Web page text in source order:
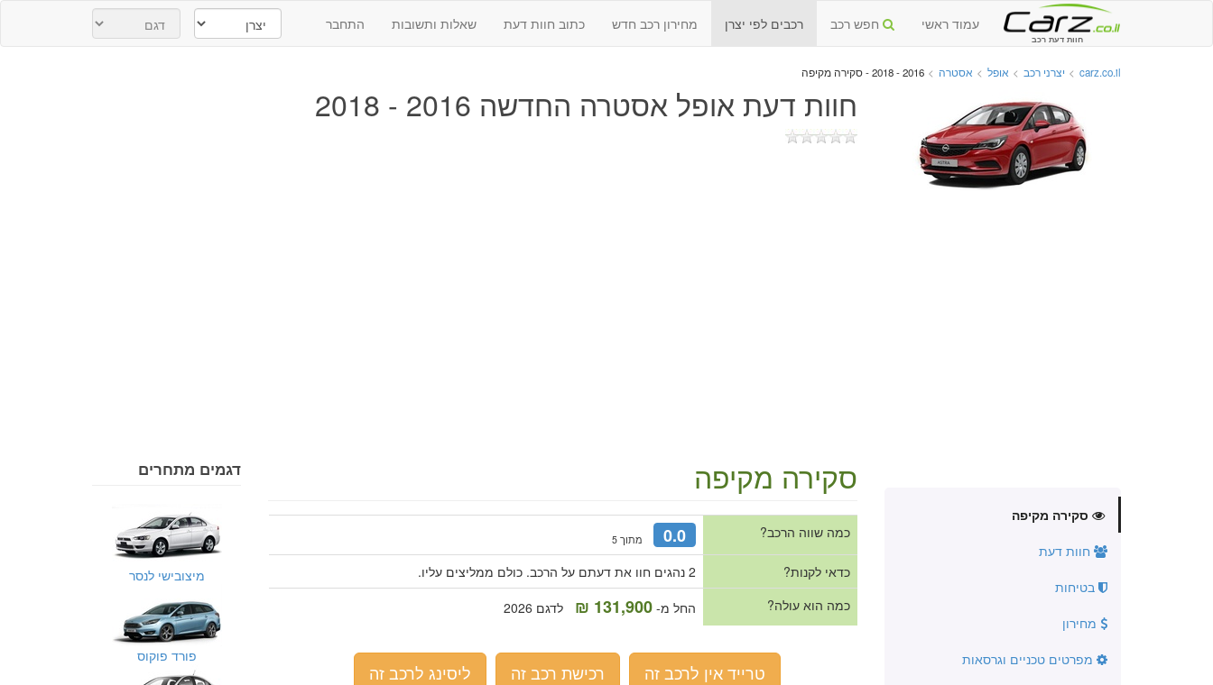
חוות דעת רכב
עמוד ראשי חפש רכב רכבים לפי יצרן מחירון רכב חדש כתוב חוות דעת שאלות ותשובות התחבר
carz.co.il
> יצרני רכב > אופל > אסטרה > 2016 - 2018 - סקירה מקיפה
חוות דעת אופל אסטרה החדשה 2016 - 2018
סקירה מקיפה
חוות דעת
בטיחות
מחירון
מפרטים טכניים וגרסאות
סקירה מקיפה
כמה שווה הרכב? 0.0 מתוך 5
כדאי לקנות?
2 נהגים חוו את דעתם על הרכב. כולם ממליצים עליו.
כמה הוא עולה?
החל מ-131,900 ₪ לדגם 2026
טרייד אין לרכב זה רכישת רכב זה ליסינג לרכב זה
דגמים מתחרים
מיצובישי לנסר
פורד פוקוס